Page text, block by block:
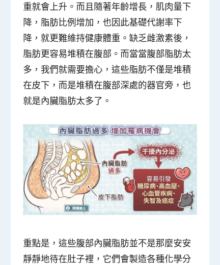
重就會上升。而且隨著年齡增長，肌肉量下
降，脂肪比例增加，也因此基礎代謝率下
降，就更難維持健康體重。缺乏雌激素後，
脂肪更容易堆積在腹部。而當當腹部脂肪太
多，我們就需要擔心，這些脂肪不僅是堆積
在皮下，而是堆積在腹部深處的器官旁，也
就是內臟脂肪太多了。
重點是，這些腹部內臟脂肪並不是那麼安安
靜靜地待在肚子裡，它們會製造各種化學分